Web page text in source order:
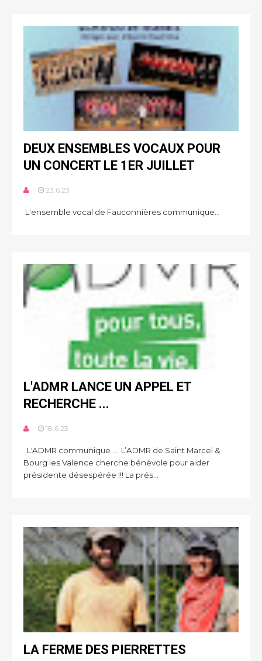
DEUX ENSEMBLES VOCAUX POUR
UN CONCERT LE 1ER JUILLET
23.6.23
L'ensemble vocal de Fauconnières communique...
L'ADMR LANCE UN APPEL ET
RECHERCHE ...
18.6.23
L'ADMR communique ... L’ADMR de Saint Marcel &
Bourg les Valence cherche bénévole pour aider
présidente désespérée !!! La prés...
LA FERME DES PIERRETTES